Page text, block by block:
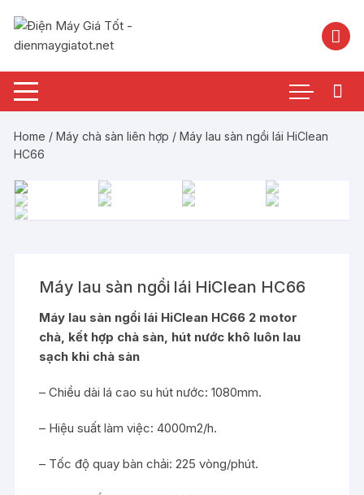
nội
Home /Máy chà sàn liên hợp / Máy lau sàn ngồi lái HiClean
HC66
Máy lau sàn ngồi lái HiClean HC66
Máy lau sàn ngồi lái HiClean HC66 2 motor
chà, kết hợp chà sàn, hút nước khô luôn lau
sạch khi chà sàn
– Chiều dài lá cao su hút nước: 1080mm.
– Hiệu suất làm việc: 4000m2/h.
– Tốc độ quay bàn chải: 225 vòng/phút.